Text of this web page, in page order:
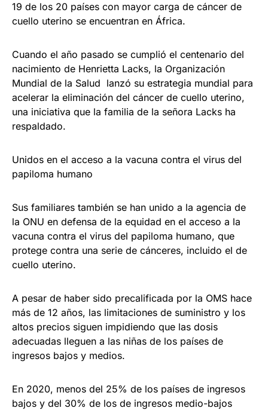
19 de los 20 países con mayor carga de cáncer de
cuello uterino se encuentran en África.
Cuando el año pasado se cumplió el centenario del
nacimiento de Henrietta Lacks, la Organización
Mundial de la Salud lanzó su estrategia mundial para
acelerar la eliminación del cáncer de cuello uterino,
una iniciativa que la familia de la señora Lacks ha
respaldado.
Unidos en el acceso a la vacuna contra el virus del
papiloma humano
Sus familiares también se han unido a la agencia de
la ONU en defensa de la equidad en el acceso a la
vacuna contra el virus del papiloma humano, que
protege contra una serie de cánceres, incluido el de
cuello uterino.
A pesar de haber sido precalificada por la OMS hace
más de 12 años, las limitaciones de suministro y los
altos precios siguen impidiendo que las dosis
adecuadas lleguen a las niñas de los países de
ingresos bajos y medios.
En 2020, menos del 25% de los países de ingresos
bajos y del 30% de los de ingresos medio-bajos